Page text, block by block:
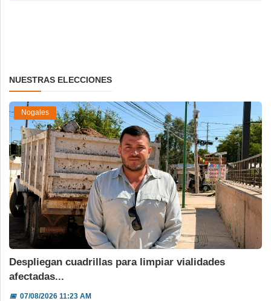
NUESTRAS ELECCIONES
Nogales
Despliegan cuadrillas para limpiar vialidades
afectadas...
📅07/08/2026 11:23 AM